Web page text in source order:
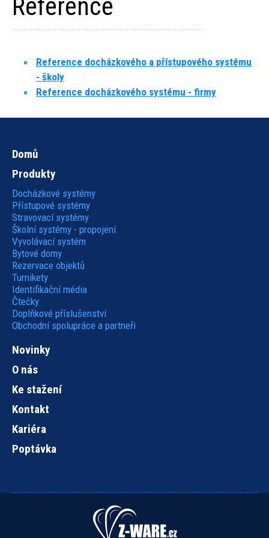
Reference
Reference docházkového a přístupového systému
- školy
Reference docházkového systému - firmy
Hlavní
navigace
Domů
Produkty
Docházkové systémy
Přístupové systémy
Stravovací systémy
Školní systémy - propojení
Vyvolávací systém
Bytové domy
Rezervace objektů
Turnikety
Identifikační média
Čtečky
Doplňkové příslušenství
Obchodní spolupráce a partneři
Novinky
O nás
Ke stažení
Kontakt
Kariéra
Poptávka